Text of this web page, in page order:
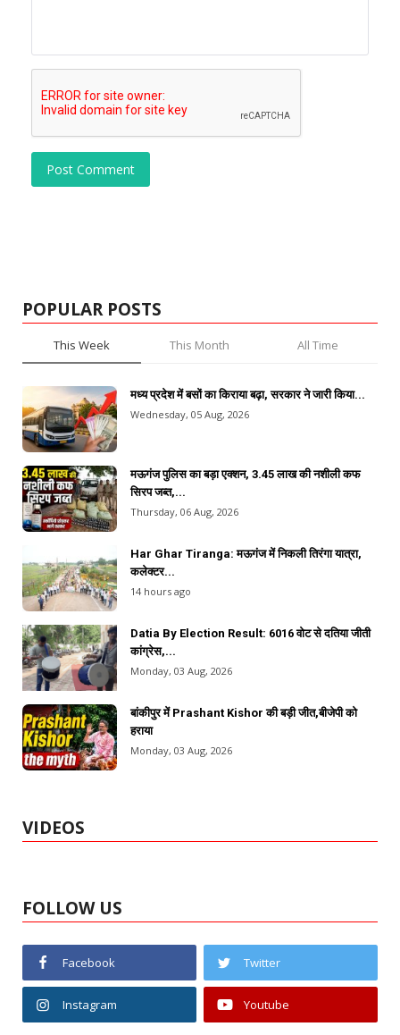
Post Comment
POPULAR POSTS
This Week This Month All Time
मध्य प्रदेश में बसों का किराया बढ़ा, सरकार ने जारी किया...
Wednesday, 05 Aug, 2026
मऊगंज पुलिस का बड़ा एक्शन, 3.45 लाख की नशीली कफ
सिरप जब्त,...
Thursday, 06 Aug, 2026
Har Ghar Tiranga: मऊगंज में निकली तिरंगा यात्रा,
कलेक्टर...
14 hours ago
Datia By Election Result: 6016 वोट से दतिया जीती
कांग्रेस,...
Monday, 03 Aug, 2026
बांकीपुर में Prashant Kishor की बड़ी जीत,बीजेपी को
हराया
Monday, 03 Aug, 2026
VIDEOS
FOLLOW US
Facebook Twitter
Instagram Youtube